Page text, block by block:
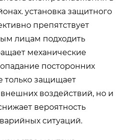
установка защитного
препятствует
лицам подходить
механические
посторонних
только защищает
воздействий, но и
вероятность
ситуаций.